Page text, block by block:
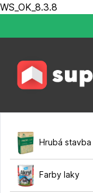
WS_OK_8.3.8
Hrubá stavba
Farby laky